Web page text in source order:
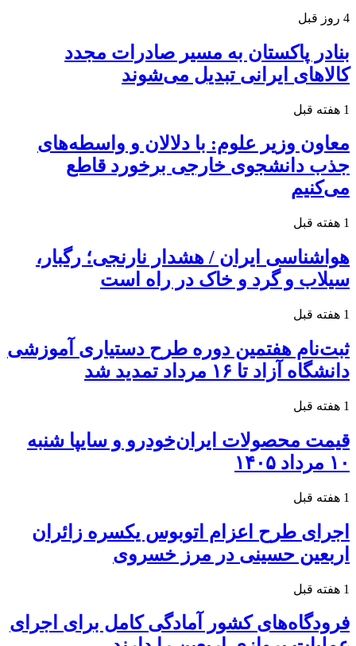
4 روز قبل
بنادر پاکستان به مسیر صادرات مجدد
کالاهای ایرانی تبدیل می‌شوند
1 هفته قبل
معاون وزیر علوم: با دلالان و واسطه‌های
جذب دانشجوی خارجی برخورد قاطع
می‌کنیم
1 هفته قبل
هواشناسی ایران / هشدار نارنجی؛ رگبار،
سیلاب و گرد و خاک در راه است
1 هفته قبل
ثبت‌نام هفتمین دوره طرح دستیاری آموزشی
دانشگاه آزاد تا ۱۶ مرداد تمدید شد
1 هفته قبل
قیمت محصولات ایران‌خودرو و سایپا شنبه
۱۰ مرداد ۱۴۰۵
1 هفته قبل
اجرای طرح اعزام اتوبوس یکسره زائران
اربعین حسینی در مرز خسروی
1 هفته قبل
فرودگاه‌های کشور آمادگی کامل برای اجرای